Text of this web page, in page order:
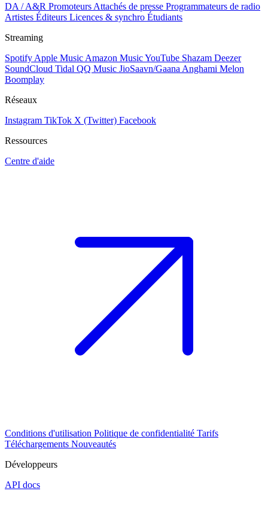
DA / A&R Promoteurs Attachés de presse Programmateurs de radio
Artistes Éditeurs Licences & synchro Étudiants
Streaming
Spotify Apple Music Amazon MusicYouTube Shazam Deezer
SoundCloud Tidal QQ Music JioSaavn/Gaana Anghami Melon
Boomplay
Réseaux
Instagram TikTok X (Twitter) Facebook
Ressources
Centre d'aide
Conditions d'utilisation Politique de confidentialité Tarifs
Téléchargements Nouveautés
Développeurs
API docs